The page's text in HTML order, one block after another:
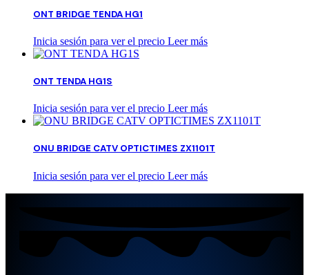
ONT BRIDGE TENDA HG1
Inicia sesión para ver el precio Leer más
ONT TENDA HG1S
Inicia sesión para ver el precio Leer más
ONU BRIDGE CATV OPTICTIMES ZX1101T
Inicia sesión para ver el precio Leer más